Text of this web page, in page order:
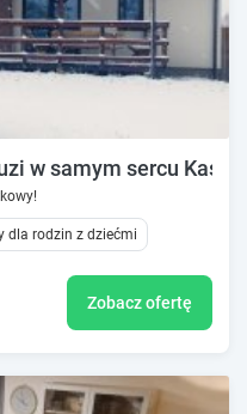
w samym sercu
dla rodzin z dziećmi
Zobacz ofertę